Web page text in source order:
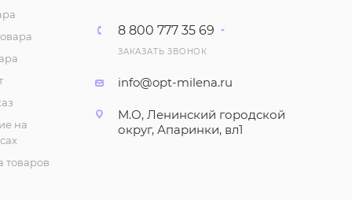
252 ₽
мальчика (3-7 лет)
42₽/шт
на
товаров
8 800 777 35 69
ЗАКАЗАТЬ ЗВОНОК
info@opt-milena.ru
М.О, Ленинский городской
округ, Апаринки, вл1